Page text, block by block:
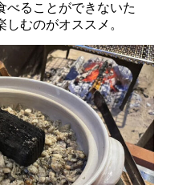
べることができないた
むのがオススメ。